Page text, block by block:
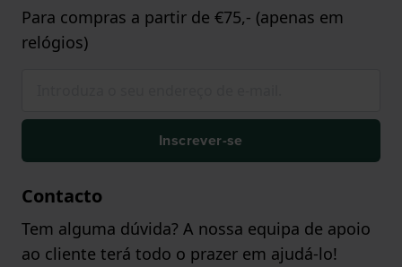
Para compras a partir de €75,- (apenas em
relógios)
Inscrever-se
Contacto
Tem alguma dúvida? A nossa equipa de apoio
ao cliente terá todo o prazer em ajudá-lo!